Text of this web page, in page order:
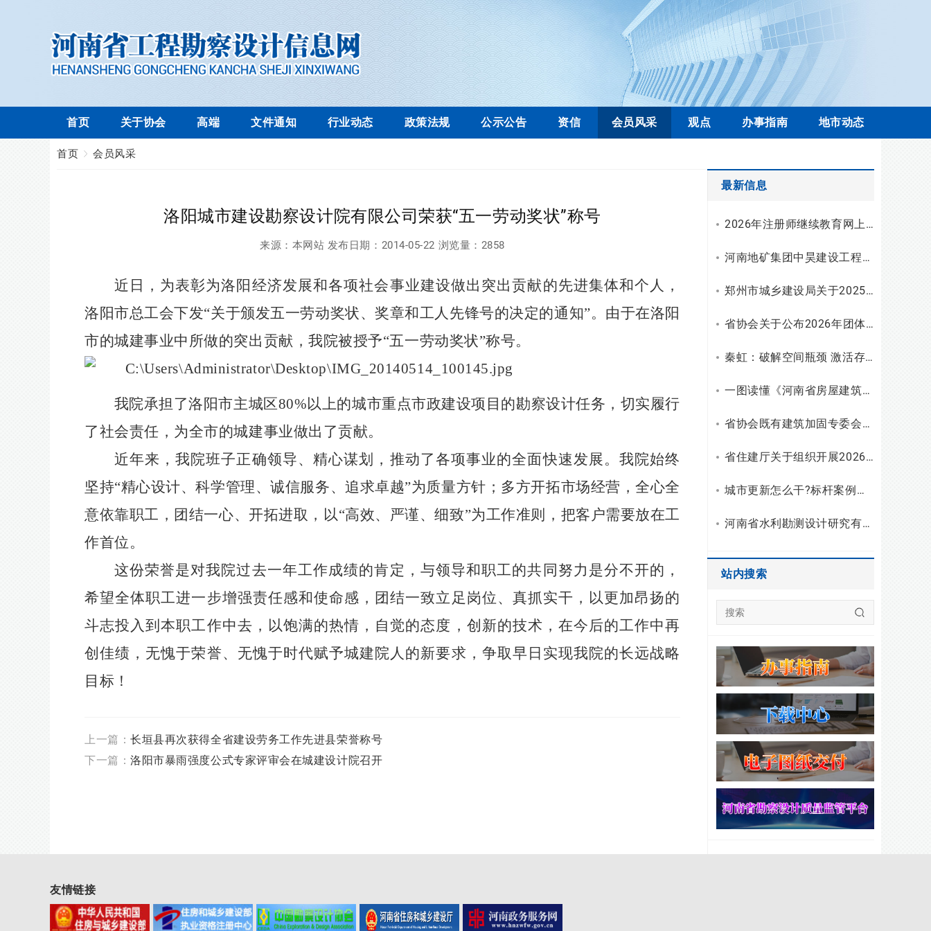
首页 关于协会 高端 文件通知 行业动态 政策法规 公示公告 资信 会员风采 观点 办事指南 地市动态
首页 会员风采
洛阳城市建设勘察设计院有限公司荣获“五一劳动奖状”称号
来源： 本网站 发布日期： 2014-05-22 浏览量： 2858
近日，为表彰为洛阳经济发展和各项社会事业建设做出突出贡献的先进集体和个人，
洛阳市总工会下发“关于颁发五一劳动奖状、奖章和工人先锋号的决定的通知”。由于在洛阳
市的城建事业中所做的突出贡献，我院被授予“五一劳动奖状”称号。
我院承担了洛阳市主城区80%以上的城市重点市政建设项目的勘察设计任务，切实履行
了社会责任，为全市的城建事业做出了贡献。
近年来，我院班子正确领导、精心谋划，推动了各项事业的全面快速发展。我院始终
坚持“精心设计、科学管理、诚信服务、追求卓越”为质量方针；多方开拓市场经营，全心全
意依靠职工，团结一心、开拓进取，以“高效、严谨、细致”为工作准则，把客户需要放在工
作首位。
这份荣誉是对我院过去一年工作成绩的肯定，与领导和职工的共同努力是分不开的，
希望全体职工进一步增强责任感和使命感，团结一致立足岗位、真抓实干，以更加昂扬的
斗志投入到本职工作中去，以饱满的热情，自觉的态度，创新的技术，在今后的工作中再
创佳绩，无愧于荣誉、无愧于时代赋予城建院人的新要求，争取早日实现我院的长远战略
目标！
上一篇：长垣县再次获得全省建设劳务工作先进县荣誉称号
下一篇：洛阳市暴雨强度公式专家评审会在城建设计院召开
最新信息
2026年注册师继续教育网上学习操作流程
河南地矿集团中昊建设工程有限公司资质升级，综合技术服务实力再上新台阶
郑州市城乡建设局关于2025年工程勘察设计统计调查有关情况的通报
省协会关于公布2026年团体标准（设计）立项和复审结果的通知
秦虹：破解空间瓶颈 激活存量潜能
一图读懂《河南省房屋建筑安全使用指南（试行）》
省协会既有建筑加固专委会召开2026年二季度主任会议
省住建厅关于组织开展2026年度勘察设计行业“双随机、一公开”检查的通知
城市更新怎么干?标杆案例拆解与建筑企业破局之路
河南省水利勘测设计研究有限公司开展2026年度“夏送清凉”慰问活动
站内搜索
友情链接